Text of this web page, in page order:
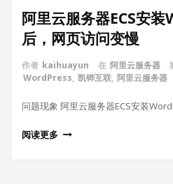
阿里云服务器ECS安
后，网页访问变慢
作者 kaihuayun 在 阿里云服务器
WordPress, 凯铧互联, 阿里云服务器
问题现象 阿里云服务器ECS安装
阅读更多